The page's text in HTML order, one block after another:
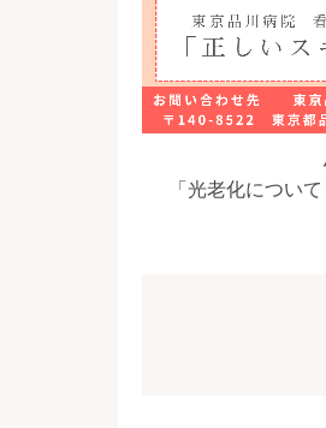
「光老化につい